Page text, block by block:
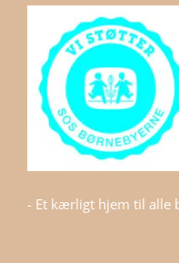
- Et kærligt hjem til alle